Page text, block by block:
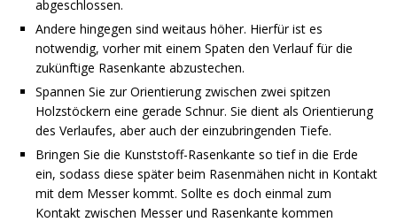
abgeschlossen.
Andere hingegen sind weitaus höher. Hierfür ist es
notwendig, vorher mit einem Spaten den Verlauf für die
zukünftige Rasenkante abzustechen.
Spannen Sie zur Orientierung zwischen zwei spitzen
Holzstöckern eine gerade Schnur. Sie dient als Orientierung
des Verlaufes, aber auch der einzubringenden Tiefe.
Bringen Sie die Kunststoff-Rasenkante so tief in die Erde
ein, sodass diese später beim Rasenmähen nicht in Kontakt
mit dem Messer kommt. Sollte es doch einmal zum
Kontakt zwischen Messer und Rasenkante kommen